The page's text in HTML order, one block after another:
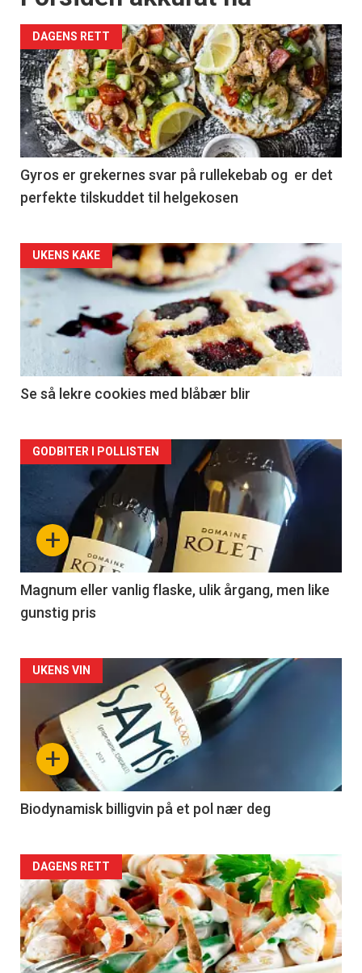
DAGENS RETT
Gyros er grekernes svar på rullekebab og er det
perfekte tilskuddet til helgekosen
Forsiden
akkurat
nå
2
UKENS KAKE
Se så lekre cookies med blåbær blir
Forsiden
akkurat
nå
3
+
GODBITER I POLLISTEN
Magnum eller vanlig flaske, ulik årgang, men like
gunstig pris
Forsiden
akkurat
nå
4
+
UKENS VIN
Biodynamisk billigvin på et pol nær deg
Forsiden
akkurat
nå
DAGENS RETT